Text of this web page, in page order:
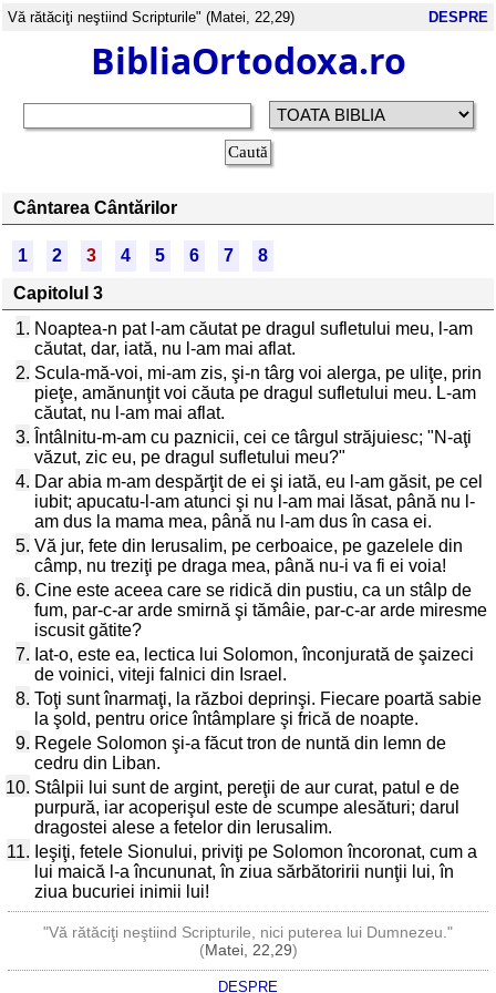
Vă rătăciţi neştiind Scripturile" (Matei, 22,29) DESPRE
BibliaOrtodoxa.ro
Cântarea Cântărilor
1 2 3 4 5 6 7
8
Capitolul 3
1. Noaptea-n pat l-am căutat pe dragul sufletului meu, l-am
căutat, dar, iată, nu l-am mai aflat.
2. Scula-mă-voi, mi-am zis, şi-n târg voi alerga, pe uliţe, prin
pieţe, amănunţit voi căuta pe dragul sufletului meu. L-am
căutat, nu l-am mai aflat.
3. Întâlnitu-m-am cu paznicii, cei ce târgul străjuiesc; "N-aţi
văzut, zic eu, pe dragul sufletului meu?"
4. Dar abia m-am despărţit de ei şi iată, eu l-am găsit, pe cel
iubit; apucatu-l-am atunci şi nu l-am mai lăsat, până nu l-
am dus la mama mea, până nu l-am dus în casa ei.
5. Vă jur, fete din Ierusalim, pe cerboaice, pe gazelele din
câmp, nu treziţi pe draga mea, până nu-i va fi ei voia!
6. Cine este aceea care se ridică din pustiu, ca un stâlp de
fum, par-c-ar arde smirnă şi tămâie, par-c-ar arde miresme
iscusit gătite?
7. Iat-o, este ea, lectica lui Solomon, înconjurată de şaizeci
de voinici, viteji falnici din Israel.
8. Toţi sunt înarmaţi, la război deprinşi. Fiecare poartă sabie
la şold, pentru orice întâmplare şi frică de noapte.
9. Regele Solomon şi-a făcut tron de nuntă din lemn de
cedru din Liban.
10. Stâlpii lui sunt de argint, pereţii de aur curat, patul e de
purpură, iar acoperişul este de scumpe alesături; darul
dragostei alese a fetelor din Ierusalim.
11. Ieşiţi, fetele Sionului, priviţi pe Solomon încoronat, cum a
lui maică l-a încununat, în ziua sărbătoririi nunţii lui, în
ziua bucuriei inimii lui!
"Vă rătăciţi neştiind Scripturile, nici puterea lui Dumnezeu."
(Matei, 22,29)
DESPRE